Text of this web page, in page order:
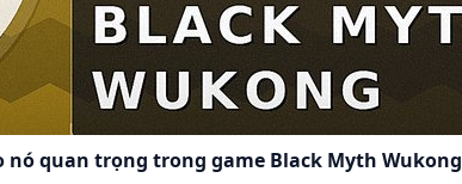
nó quan trọng trong game Black Myth Wukong